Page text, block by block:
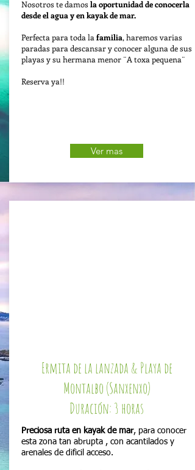
Nosotros te damos la oportunidad de conocerla
desde el agua y en kayak de mar.
Perfecta para toda la familia, haremos varias
paradas para descansar y conocer alguna de sus
playas y su hermana menor ¨A toxa pequena¨
Reserva ya!!
Ver mas
Ermita de la lanzada & Playa de
Montalbo (Sanxenxo)
Duración: 3 horas
Preciosa ruta en kayak de mar, para conocer
esta zona tan abrupta , con acantilados y
arenales de dificil acceso.